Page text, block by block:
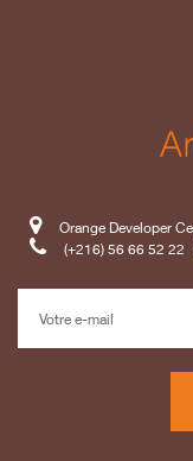
Orange Developer
(+216) 56 66 52 22